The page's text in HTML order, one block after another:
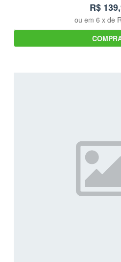
R$
ou em 6 x de